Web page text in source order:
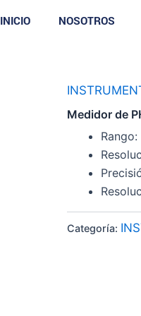
INICIO NOSOTROS
Medidor de
Categoría: